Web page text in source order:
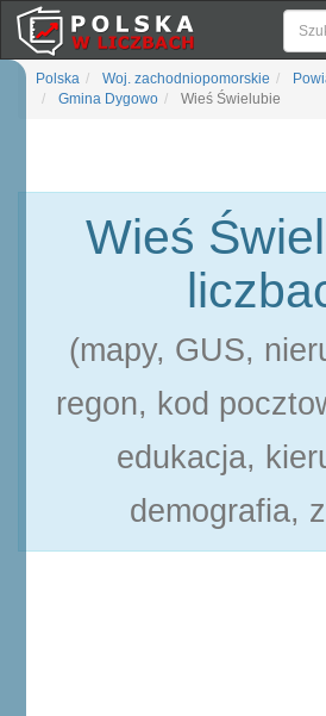
Polska Woj. zachodniopomorskie
Gmina Dygowo
Wieś Świelubie
Wieś
(mapy, GUS,
regon, kod
edukacja,
demografia,